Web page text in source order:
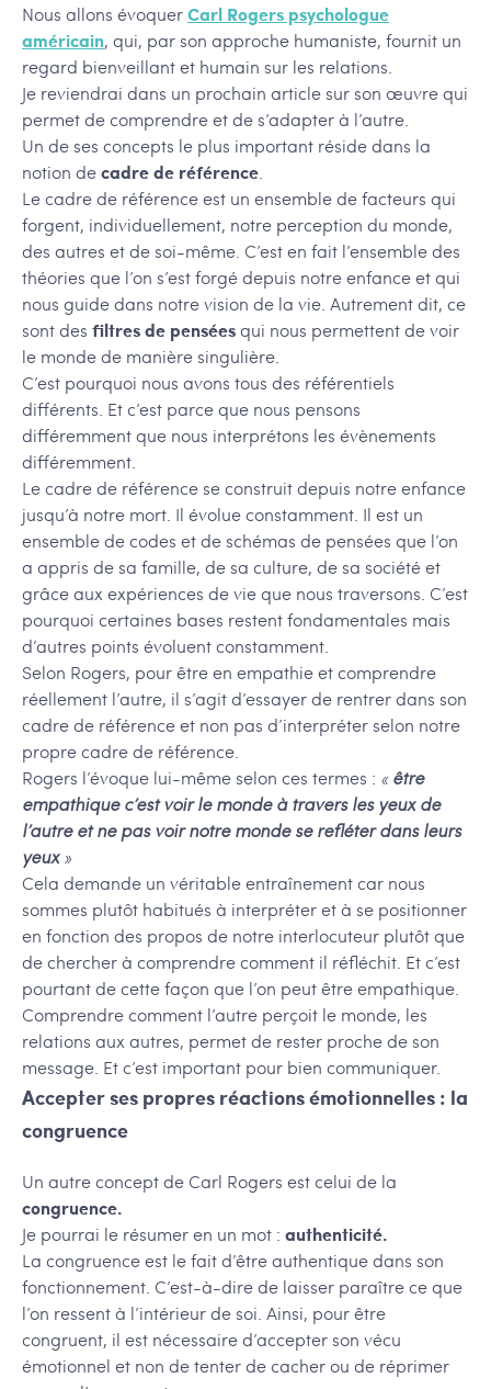
Nous allons évoquerCarl Rogers psychologue
américain, qui, par son approche humaniste, fournit un
regard bienveillant et humain sur les relations.
Je reviendrai dans un prochain article sur son œuvre qui
permet de comprendre et de s’adapter à l’autre.
Un de ses concepts le plus important réside dans la
notion decadre de référence.
Le cadre de référence est un ensemble de facteurs qui
forgent, individuellement, notre perception du monde,
des autres et de soi-même. C’est en fait l’ensemble des
théories que l’on s’est forgé depuis notre enfance et qui
nous guide dans notre vision de la vie. Autrement dit, ce
sont des filtres de penséesqui nous permettent de voir
le monde de manière singulière.
C’est pourquoi nous avons tous des référentiels
différents. Et c’est parce que nous pensons
différemment que nous interprétons les évènements
différemment.
Le cadre de référence se construit depuis notre enfance
jusqu’à notre mort. Il évolue constamment. Il est un
ensemble de codes et de schémas de pensées que l’on
a appris de sa famille, de sa culture, de sa société et
grâce aux expériences de vie que nous traversons. C’est
pourquoi certaines bases restent fondamentales mais
d’autres points évoluent constamment.
Selon Rogers, pour être en empathie et comprendre
réellement l’autre, il s’agit d’essayer de rentrer dans son
cadre de référence et non pas d’interpréter selon notre
propre cadre de référence.
Rogers l’évoque lui-même selon ces termes : «être
empathique c’est voir le monde à travers les yeux de
l’autre et ne pas voir notre monde se refléter dans leurs
yeux»
Cela demande un véritable entraînement car nous
sommes plutôt habitués à interpréter et à se positionner
en fonction des propos de notre interlocuteur plutôt que
de chercher à comprendre comment il réfléchit. Et c’est
pourtant de cette façon que l’on peut être empathique.
Comprendre comment l’autre perçoit le monde, les
relations aux autres, permet de rester proche de son
message. Et c’est important pour bien communiquer.
Accepter ses propres réactions émotionnelles : la
congruence
Un autre concept de Carl Rogers est celui de la
congruence.
Je pourrai le résumer en un mot : authenticité.
La congruence est le fait d’être authentique dans son
fonctionnement. C’est-à-dire de laisser paraître ce que
l’on ressent à l’intérieur de soi. Ainsi, pour être
congruent, il est nécessaire d’accepter son vécu
émotionnel et non de tenter de cacher ou de réprimer